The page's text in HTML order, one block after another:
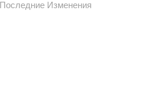
Последние Изменения